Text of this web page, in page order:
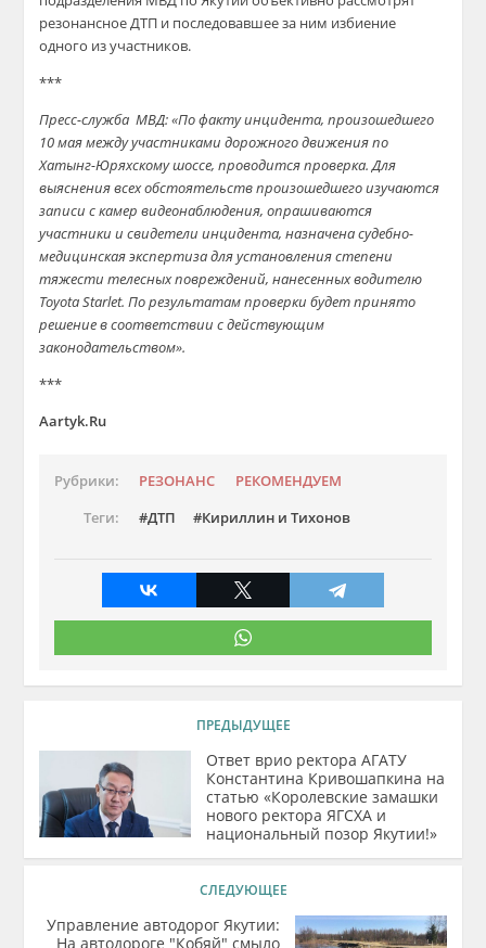
резонансное ДТП и последовавшее за ним избиение
одного из участников.
***
Пресс-служба МВД: «По факту инцидента, произошедшего
10 мая между участниками дорожного движения по
Хатынг-Юряхскому шоссе, проводится проверка. Для
выяснения всех обстоятельств произошедшего изучаются
записи с камер видеонаблюдения, опрашиваются
участники и свидетели инцидента, назначена судебно-
медицинская экспертиза для установления степени
тяжести телесных повреждений, нанесенных водителю
Toyota Starlet. По результатам проверки будет принято
решение в соответствии с действующим
законодательством».
***
Aartyk.Ru
Рубрики: РЕЗОНАНС
РЕКОМЕНДУЕМ
Теги:
ДТП Кириллин и Тихонов
ПРЕДЫДУЩЕЕ
Ответ врио ректора АГАТУ
Константина Кривошапкина на
статью «Королевские замашки
нового ректора ЯГСХА и
национальный позор Якутии!»
СЛЕДУЮЩЕЕ
Управление автодорог Якутии:
На автодороге "Кобяй" смыло